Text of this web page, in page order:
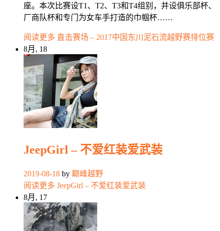
座。本次比赛设T1、T2、T3和T4组别，并设俱乐部杯、
厂商队杯和专门为女车手打造的巾帼杯……
阅读更多 直击赛场 – 2017中国东川泥石流越野赛排位赛
8月, 18
JeepGirl – 不爱红装爱武装
2019-08-18 by 巅峰越野
阅读更多 JeepGirl – 不爱红装爱武装
8月, 17